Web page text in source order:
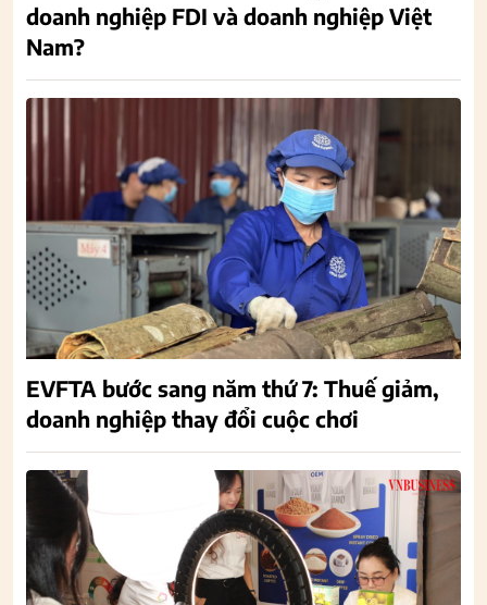
doanh nghiệp FDI và doanh nghiệp Việt
Nam?
EVFTA bước sang năm thứ 7: Thuế giảm,
doanh nghiệp thay đổi cuộc chơi